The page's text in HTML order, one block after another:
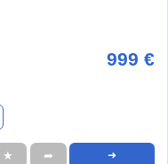
999 €
★ ➦ ➜